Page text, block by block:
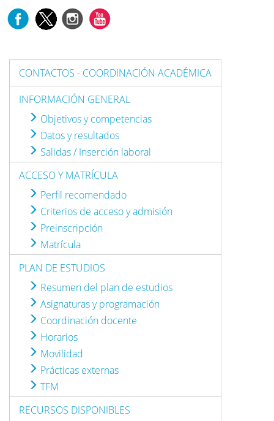
CONTACTOS - COORDINACIÓN ACADÉMICA
INFORMACIÓN GENERAL
Objetivos y competencias
Datos y resultados
Salidas / Inserción laboral
ACCESO Y MATRÍCULA
Perfil recomendado
Criterios de acceso y admisión
Preinscripción
Matrícula
PLAN DE ESTUDIOS
Resumen del plan de estudios
Asignaturas y programación
Coordinación docente
Horarios
Movilidad
Prácticas externas
TFM
RECURSOS DISPONIBLES